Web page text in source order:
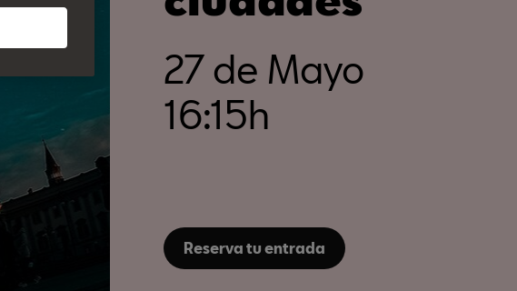
27 de Mayo
16:15h
Reserva tu entrada